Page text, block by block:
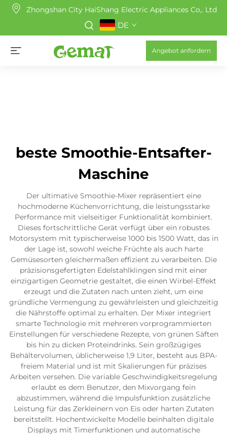
Zhongshan City HaiShang Electric Appliances Co,. Ltd
DE
Angebot anfordern
beste Smoothie-Entsafter-
Maschine
Der ultimative Smoothie-Mixer repräsentiert eine
hochmoderne Küchenvorrichtung, die leistungsstarke
Performance mit vielseitiger Funktionalität kombiniert.
Dieses fortschrittliche Gerät verfügt über ein robustes
Motorsystem mit typischerweise 1000 bis 1500 Watt, das in
der Lage ist, sowohl weiche Früchte als auch harte
Gemüsesorten gleichermaßen effizient zu verarbeiten. Die
präzisionsgefertigten Edelstahlklingen sind mit einer
einzigartigen Geometrie gestaltet, die einen Wirbel-Effekt
erzeugt und die Zutaten nach unten zieht, um eine
gründliche Vermengung zu gewährleisten und gleichzeitig
die Nährstoffe optimal zu erhalten. Der Mixer integriert
smarte Technologie mit mehreren vorprogrammierten
Einstellungen für verschiedene Rezepte, von grünen Säften
bis hin zu dicken Proteindrinks. Sein großzügiges
Behältervolumen, üblicherweise 1,9 Liter, besteht aus BPA-
freiem Material und ist mit Skalierungen für präzises
Arbeiten versehen. Die variable Geschwindigkeitsregelung
erlaubt es dem Benutzer, den Mixvorgang fein
abzustimmen, während die Impulsfunktion zusätzliche
Leistung für das Zerkleinern von Eis oder harten Zutaten
bereitstellt. Hochentwickelte Modelle beinhalten digitale
Displays mit Timerfunktionen und automatische